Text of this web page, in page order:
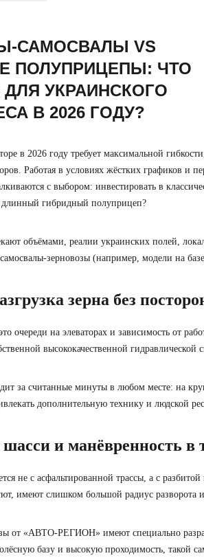
САМОСВАЛЫ VS
ПОЛУПРИЦЕПЫ: ЧТО
УКРАИНСКОГО
В 2026 ГОДУ?
в 2026 году требует максимальной
Работая в условиях жёстких графиков и
с выбором: инвестировать в
длинный гибридный полуприцеп?
объёмами, реалии украинских полей,
(например, модели на
зерна без
очереди на элеваторах и зависимость от
высококачественной гидравлической
за считанные минуты в любом месте: на
дополнительную технику и людской
шасси и манёвренность в
не с асфальтированной трассы, а с
имеют слишком большой радиус разворота
от «АВТО-РЕГИОН» имеют специально
базу и высокую проходимость, такой